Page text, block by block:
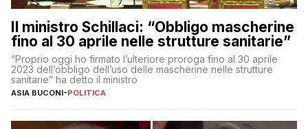
Il ministro Schillaci: “Obbligo mascherine
fino al 30 aprile nelle strutture sanitarie”
“Proprio oggi ho firmato l’ulteriore proroga fino al 30 aprile
2023 dell’obbligo dell’uso delle mascherine nelle strutture
sanitarie” ha detto il ministro
ASIA BUCONI-POLITICA